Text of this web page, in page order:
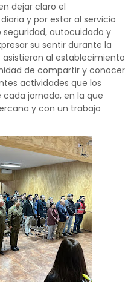
dejar claro el
y por estar al servicio
autocuidado y
su sentir durante la
al establecimiento
de compartir y conocer
actividades que los
jornada, en la que
y con un trabajo